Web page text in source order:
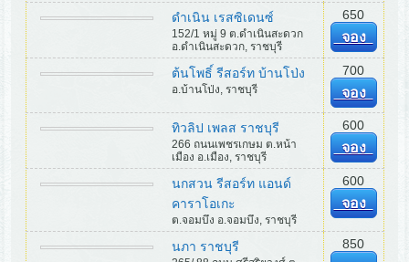
ดำเนิน เรสซิเดนซ์
152/1 หมู่ 9 ต.ดำเนินสะดวก
อ.ดำเนินสะดวก, ราชบุรี
650
จอง
ต้นโพธิ์ รีสอร์ท บ้านโป่ง
อ.บ้านโป่ง, ราชบุรี
700
จอง
ทิวลิป เพลส ราชบุรี
266 ถนนเพชรเกษม ต.หน้า
เมือง อ.เมือง, ราชบุรี
600
จอง
นกสวน รีสอร์ท แอนด์
คาราโอเกะ
ต.จอมบึง อ.จอมบึง, ราชบุรี
600
จอง
นภา ราชบุรี 850